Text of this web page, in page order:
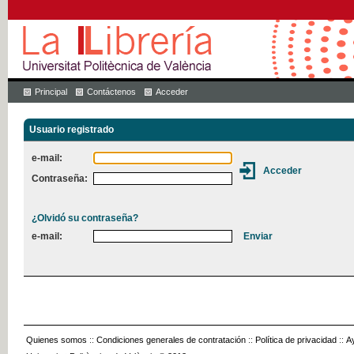
Principal Contáctenos Acceder
Usuario registrado
e-mail:
Contraseña:
¿Olvidó su contraseña?
e-mail:
Quienes somos :: Condiciones generales de contratación :: Política de privacidad ::